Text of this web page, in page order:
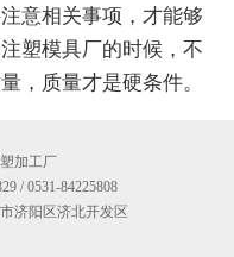
意相关事项，才能够
塑模具厂的时候，不
，质量才是硬条件。
加工厂
/ 0531-84225808
济阳区济北开发区